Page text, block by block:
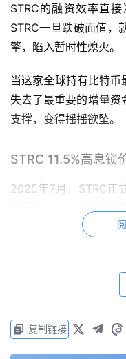
STRC的融资效率直
STRC一旦跌破面值，
擎，陷入暂时性熄火。
当这家全球持有比特币
失去了最重要的增量资
支撑，变得摇摇欲坠。
STRC 11.5%高息
2025年7月，STRC正
本市场抽血，买入比特
近，保证公司能持
ATM）程序筹集资金。
如果价格持续低
寻求稳定现金流的
复制链接